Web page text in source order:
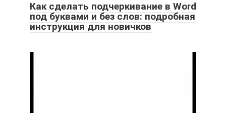
Как сделать подчеркивание в Word
под буквами и без слов: подробная
инструкция для новичков